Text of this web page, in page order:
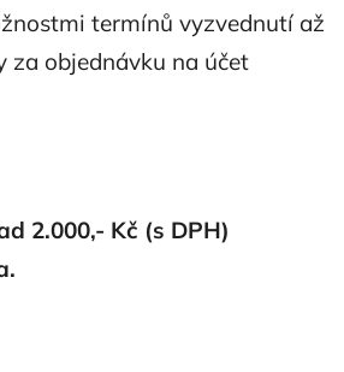
termínů vyzvednutí až
za objednávku na účet
2.000,- Kč (s DPH)